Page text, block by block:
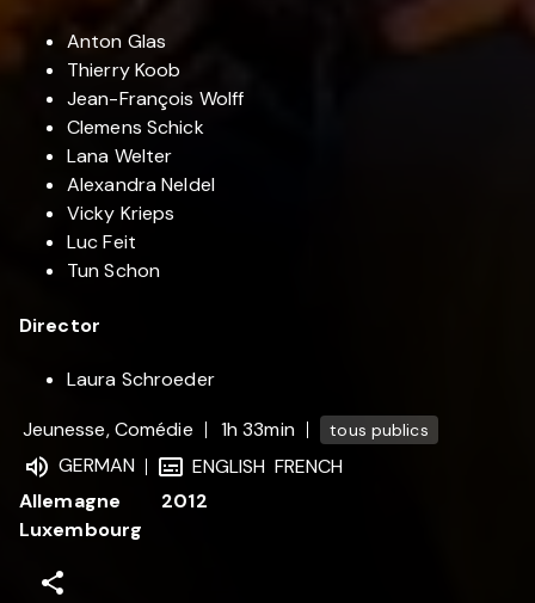
Anton Glas
Thierry Koob
Jean-François Wolff
Clemens Schick
Lana Welter
Alexandra Neldel
Vicky Krieps
Luc Feit
Tun Schon
Director
Laura Schroeder
Jeunesse, Comédie
1h 33min tous publics
GERMAN ENGLISH FRENCH
Allemagne
Luxembourg
2012